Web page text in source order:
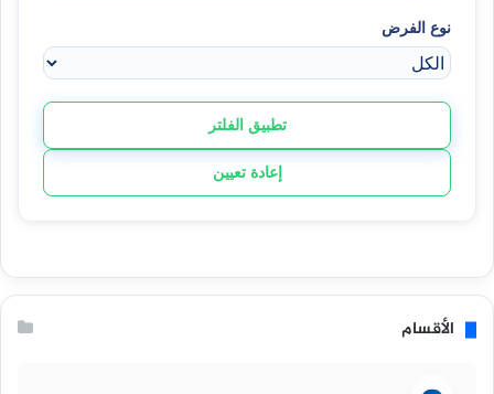
نوع الفرض
تطبيق الفلتر
إعادة تعيين
الأقسام